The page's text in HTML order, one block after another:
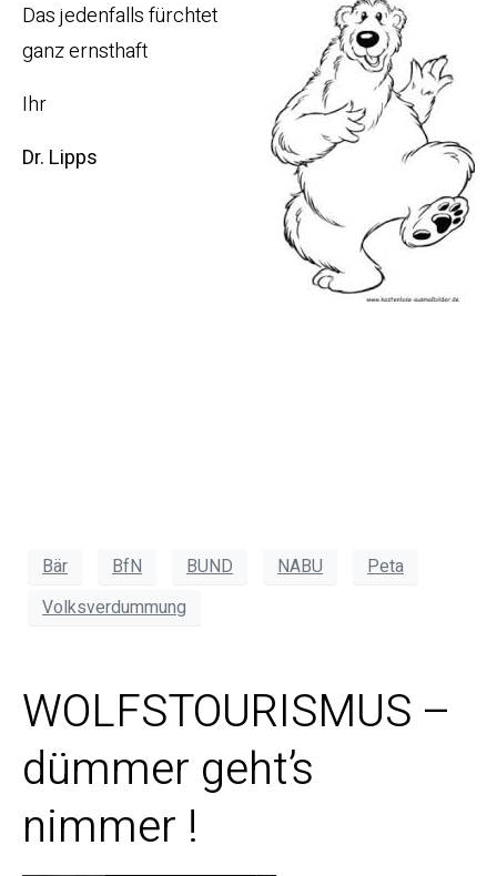
Das jedenfalls fürchtet
ganz ernsthaft
Ihr
Dr. Lipps
Bär BfN BUND NABU
Peta
Volksverdummung
WOLFSTOURISMUS –
dümmer geht’s
nimmer !